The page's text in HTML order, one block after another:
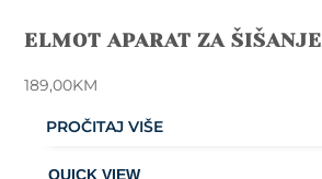
ELMOT APARAT ZA ŠIŠANJE
189,00KM
PROČITAJ VIŠE